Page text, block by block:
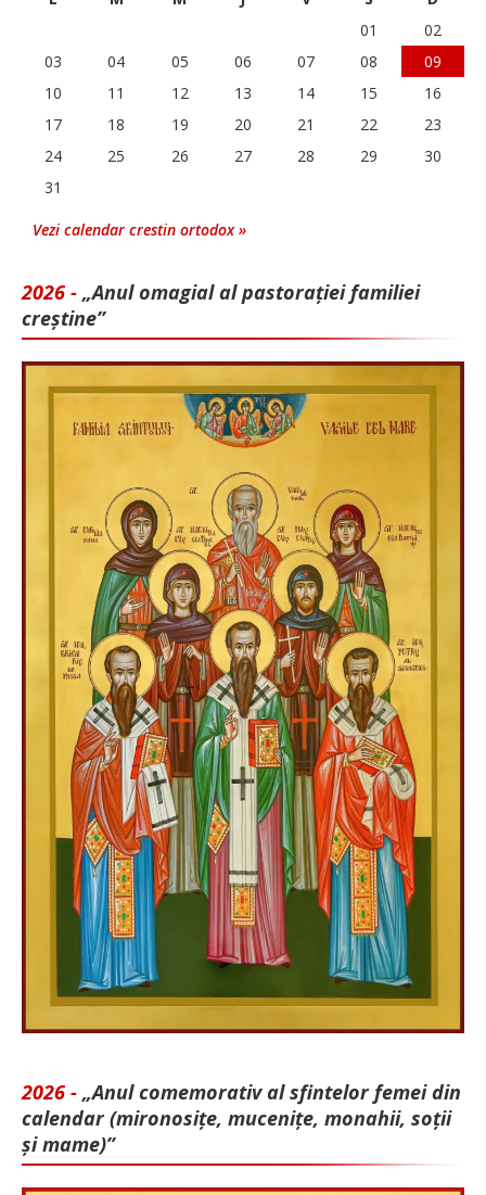
01
02
03
04 05 06 07 08
09
10
11 12 13 14 15
16
17
18 19 20 21 22
23
24
25 26 27 28 29
30
31
Vezi calendar crestin ortodox »
2026 - „Anul omagial al pastorației familiei
creștine”
2026 - „Anul comemorativ al sfintelor femei din
calendar (mironosițe, mu­cenițe, monahii, soții
și mame)”